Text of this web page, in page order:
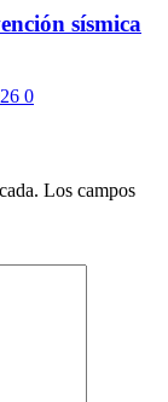
sísmica
0
Los campos